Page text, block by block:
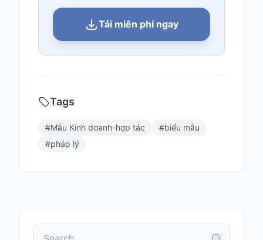
Tải miễn phí ngay
Tags
#Mẫu Kinh doanh-hợp tác #biểu mẫu
#pháp lý